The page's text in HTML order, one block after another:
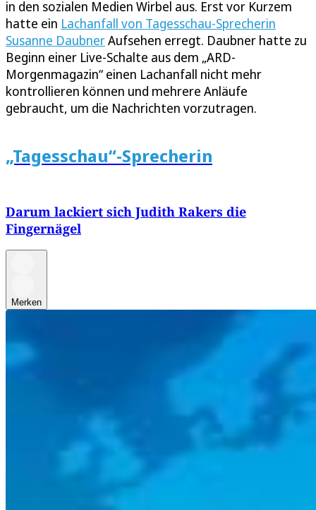
in den sozialen Medien Wirbel aus. Erst vor Kurzem
hatte ein Lachanfall von Tagesschau-Sprecherin
Susanne DaubnerAufsehen erregt. Daubner hatte zu
Beginn einer Live-Schalte aus dem „ARD-
Morgenmagazin“ einen Lachanfall nicht mehr
kontrollieren können und mehrere Anläufe
gebraucht, um die Nachrichten vorzutragen.
„Tagesschau“-Sprecherin
Darum lackiert sich Judith Rakers die
Fingernägel
Merken